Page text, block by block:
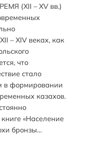
(XII – XV вв.)
– XIV веках, как
что
стало
в формировании
казахов.
«Население
бронзы…